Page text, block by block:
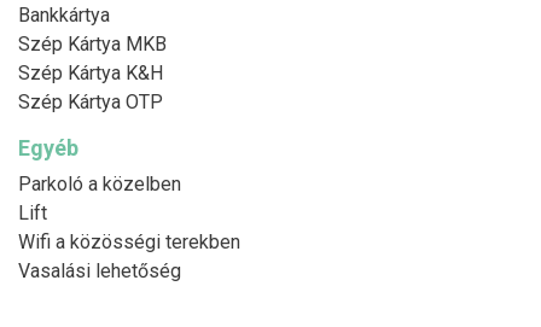
Bankkártya
Szép Kártya MKB
Szép Kártya K&H
Szép Kártya OTP
Egyéb
Parkoló a közelben
Lift
Wifi a közösségi terekben
Vasalási lehetőség